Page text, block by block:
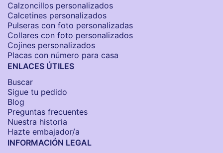
Calzoncillos personalizados​
Calcetines personalizados
Pulseras con foto personalizadas
Collares con foto personalizados
Cojines personalizados
Placas con número para casa
ENLACES ÚTILES
Buscar
Sigue tu pedido
Blog
Preguntas frecuentes
Nuestra historia
Hazte embajador/a
INFORMACIÓN LEGAL